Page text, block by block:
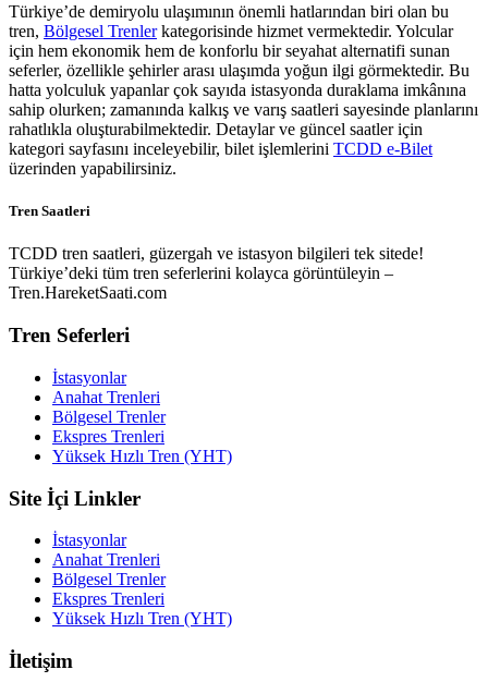
Türkiye’de demiryolu ulaşımının önemli hatlarından biri olan bu
tren, Bölgesel Trenlerkategorisinde hizmet vermektedir. Yolcular
için hem ekonomik hem de konforlu bir seyahat alternatifi sunan
seferler, özellikle şehirler arası ulaşımda yoğun ilgi görmektedir. Bu
hatta yolculuk yapanlar çok sayıda istasyonda duraklama imkânına
sahip olurken; zamanında kalkış ve varış saatleri sayesinde planlarını
rahatlıkla oluşturabilmektedir. Detaylar ve güncel saatler için
kategori sayfasını inceleyebilir, bilet işlemlerini TCDD e-Bilet
üzerinden yapabilirsiniz.
Tren Saatleri
TCDD tren saatleri, güzergah ve istasyon bilgileri tek sitede!
Türkiye’deki tüm tren seferlerini kolayca görüntüleyin –
Tren.HareketSaati.com
Tren Seferleri
İstasyonlar
Anahat Trenleri
Bölgesel Trenler
Ekspres Trenleri
Yüksek Hızlı Tren (YHT)
Site İçi Linkler
İstasyonlar
Anahat Trenleri
Bölgesel Trenler
Ekspres Trenleri
Yüksek Hızlı Tren (YHT)
İletişim